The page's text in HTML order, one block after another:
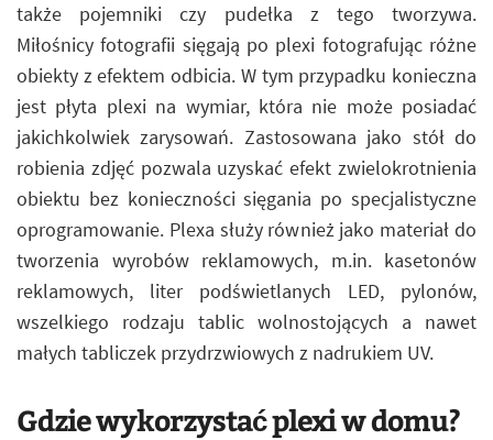
także pojemniki czy pudełka z tego tworzywa.
Miłośnicy fotografii sięgają po plexi fotografując różne
obiekty z efektem odbicia. W tym przypadku konieczna
jest płyta plexi na wymiar, która nie może posiadać
jakichkolwiek zarysowań. Zastosowana jako stół do
robienia zdjęć pozwala uzyskać efekt zwielokrotnienia
obiektu bez konieczności sięgania po specjalistyczne
oprogramowanie. Plexa służy również jako materiał do
tworzenia wyrobów reklamowych, m.in. kasetonów
reklamowych, liter podświetlanych LED, pylonów,
wszelkiego rodzaju tablic wolnostojących a nawet
małych tabliczek przydrzwiowych z nadrukiem UV.
Gdzie wykorzystać plexi w domu?